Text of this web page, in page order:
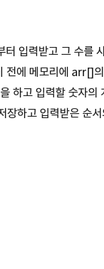
터 입력받고 그 수
전에 메모리에 arr[]
하고 입력할 숫자
장하고 입력받은 순